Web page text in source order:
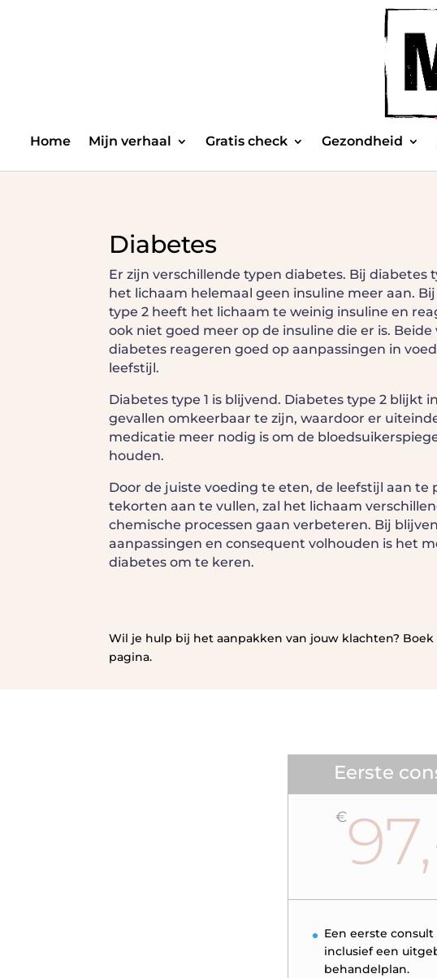
Home Mijn verhaal Gratis check Gezondheid
Diabetes
Er zijn verschillende typen diabetes. Bij diabetes
het lichaam helemaal geen insuline meer aan.
type 2 heeft het lichaam te weinig insuline en
ook niet goed meer op de insuline die er is.
diabetes reageren goed op aanpassingen in
leefstijl.
Diabetes type 1 is blijvend. Diabetes type 2 blijkt
gevallen omkeerbaar te zijn, waardoor er
medicatie meer nodig is om de
houden.
Door de juiste voeding te eten, de leefstijl aan te
tekorten aan te vullen, zal het lichaam
chemische processen gaan verbeteren. Bij
aanpassingen en consequent volhouden is het
diabetes om te keren.
Wil je hulp bij het aanpakken van jouw klachten?
pagina.
Eerste
€
Een eerste consult
inclusief een
behandelplan.